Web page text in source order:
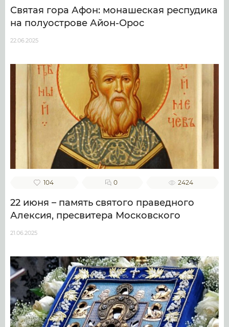
Святая гора Афон: монашеская респудика
на полуострове Айон-Орос
22.06.2025
104 0 2424
22 июня – память святого праведного
Алексия, пресвитера Московского
21.06.2025